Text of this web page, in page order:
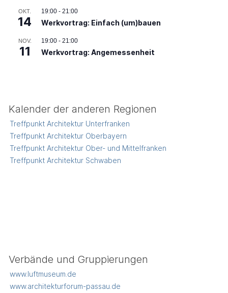
OKT.
14
19:00- 21:00
Werkvortrag: Einfach (um)bauen
NOV.
11
19:00- 21:00
Werkvortrag: Angemessenheit
Kalender der anderen Regionen
Treffpunkt Architektur Unterfranken
Treffpunkt Architektur Oberbayern
Treffpunkt Architektur Ober- und Mittelfranken
Treffpunkt Architektur Schwaben
Verbände und Gruppierungen
www.luftmuseum.de
www.architekturforum-passau.de